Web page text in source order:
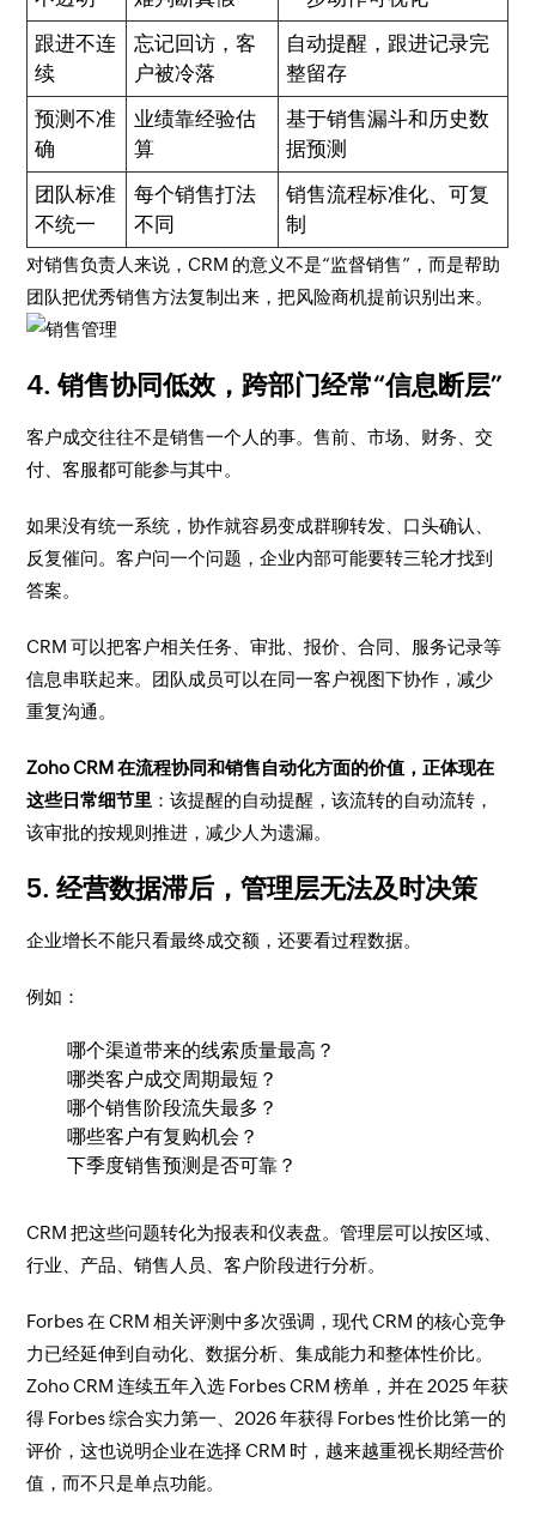
跟进不连
续
忘记回访，客
户被冷落
自动提醒，跟进记录完
整留存
预测不准
确
业绩靠经验估
算
基于销售漏斗和历史数
据预测
团队标准
不统一
每个销售打法
不同
销售流程标准化、可复
制
对销售负责人来说，CRM 的意义不是“监督销售”，而是帮助
团队把优秀销售方法复制出来，把风险商机提前识别出来。
4. 销售协同低效，跨部门经常“信息断层”
客户成交往往不是销售一个人的事。售前、市场、财务、交
付、客服都可能参与其中。
如果没有统一系统，协作就容易变成群聊转发、口头确认、
反复催问。客户问一个问题，企业内部可能要转三轮才找到
答案。
CRM 可以把客户相关任务、审批、报价、合同、服务记录等
信息串联起来。团队成员可以在同一客户视图下协作，减少
重复沟通。
Zoho CRM 在流程协同和销售自动化方面的价值，正体现在
这些日常细节里 ：该提醒的自动提醒，该流转的自动流转，
该审批的按规则推进，减少人为遗漏。
5. 经营数据滞后，管理层无法及时决策
企业增长不能只看最终成交额，还要看过程数据。
例如：
哪个渠道带来的线索质量最高？
哪类客户成交周期最短？
哪个销售阶段流失最多？
哪些客户有复购机会？
下季度销售预测是否可靠？
CRM 把这些问题转化为报表和仪表盘。管理层可以按区域、
行业、产品、销售人员、客户阶段进行分析。
Forbes 在 CRM 相关评测中多次强调，现代 CRM 的核心竞争
力已经延伸到自动化、数据分析、集成能力和整体性价比。
Zoho CRM 连续五年入选 Forbes CRM 榜单，并在 2025 年获
得 Forbes 综合实力第一、2026 年获得 Forbes 性价比第一的
评价，这也说明企业在选择 CRM 时，越来越重视长期经营价
值，而不只是单点功能。